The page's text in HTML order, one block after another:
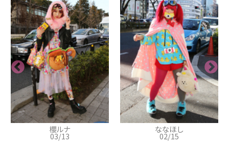
櫻ルナ
03/13
ななほし
02/15